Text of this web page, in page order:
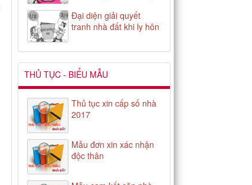
Đại diện giải quyết
tranh nhà đất khi ly hôn
THỦ TỤC - BIỂU MẪU
Thủ tục xin cấp số nhà
2017
Mẫu đơn xin xác nhận
độc thân